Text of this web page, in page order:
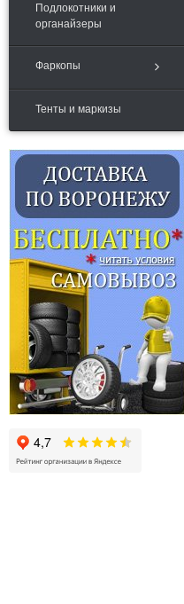
Подлокотники и
органайзеры
Фаркопы
Тенты и маркизы